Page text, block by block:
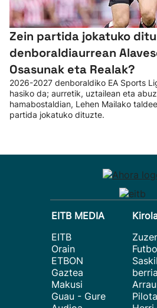
Zein partida jokatuko
denboraldiaurrean
Osasunak eta Realak?
2026-2027 denboraldiko EA Sports
hasiko da; aurretik, uztailean eta
hamabostaldian, Lehen Mailako
partida jokatuko dituzte.
EITB MEDIA
EITB
Orain
ETBON
Gaztea
Makusi
Guau - Gure